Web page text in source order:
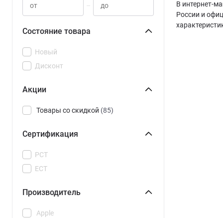
–
Состояние товара
Новый
Дисконт
Акции
Товары со скидкой (85)
Сертификация
РСТ
ЕСТ
Производитель
Apple
В интернет-
России и